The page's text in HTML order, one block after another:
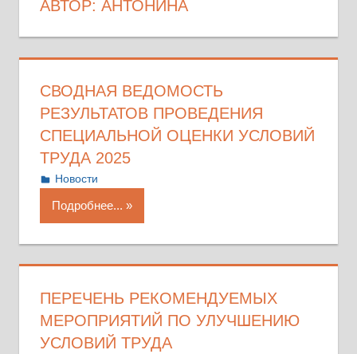
АВТОР: АНТОНИНА
СВОДНАЯ ВЕДОМОСТЬ
РЕЗУЛЬТАТОВ ПРОВЕДЕНИЯ
СПЕЦИАЛЬНОЙ ОЦЕНКИ УСЛОВИЙ
ТРУДА 2025
19.11.2025
Антонина
Новости
Подробнее...
ПЕРЕЧЕНЬ РЕКОМЕНДУЕМЫХ
МЕРОПРИЯТИЙ ПО УЛУЧШЕНИЮ
УСЛОВИЙ ТРУДА